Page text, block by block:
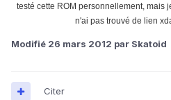
testé cette ROM personnellement, mais
n'ai pas trouvé de lien
Modifié 26 mars 2012 par Skatoid
Citer